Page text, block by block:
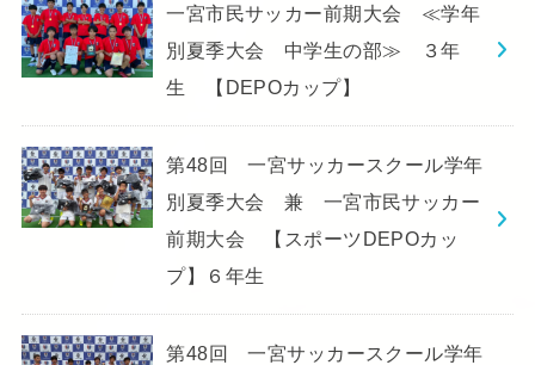
一宮市民サッカー前期大会 ≪学年
別夏季大会 中学生の部≫ ３年
生 【DEPOカップ】
第48回 一宮サッカースクール学年
別夏季大会 兼 一宮市民サッカー
前期大会 【スポーツDEPOカッ
プ】６年生
第48回 一宮サッカースクール学年